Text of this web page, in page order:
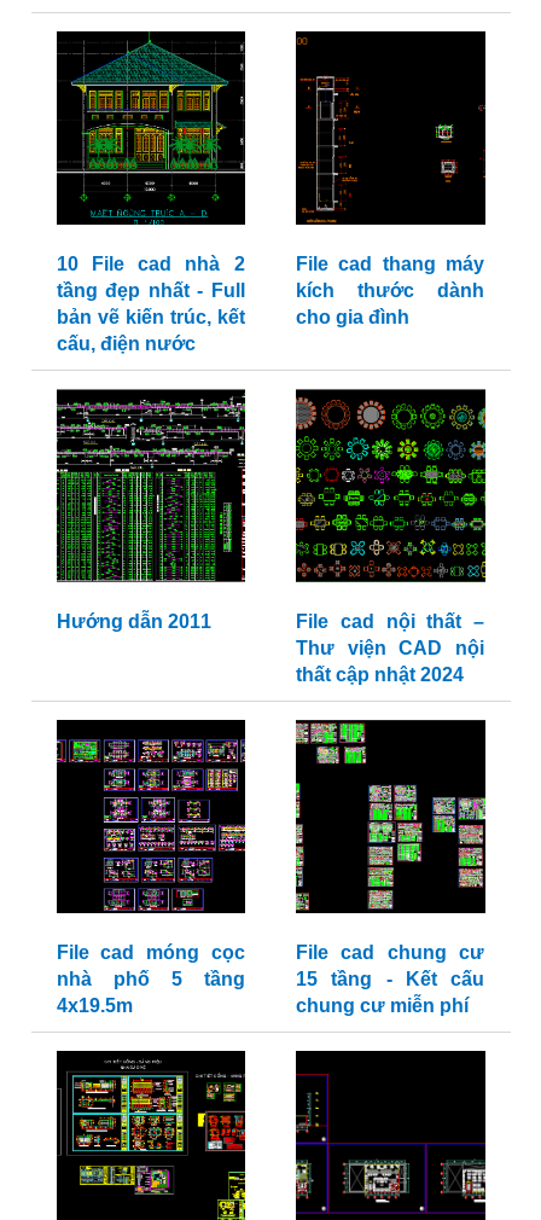
10 File cad nhà 2
tầng đẹp nhất - Full
bản vẽ kiến trúc, kết
cấu, điện nước
File cad thang máy
kích thước dành
cho gia đình
Hướng dẫn 2011
File cad nội thất –
Thư viện CAD nội
thất cập nhật 2024
File cad móng cọc
nhà phố 5 tầng
4x19.5m
File cad chung cư
15 tầng - Kết cấu
chung cư miễn phí